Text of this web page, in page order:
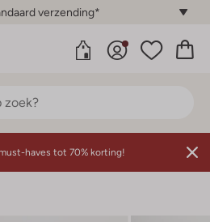
verzending*
haves tot 70% korting!